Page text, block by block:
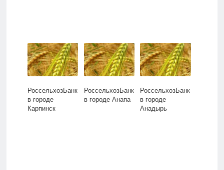
РоссельхозБанк
в городе
Карпинск
РоссельхозБанк
в городе Анапа
РоссельхозБанк
в городе
Анадырь